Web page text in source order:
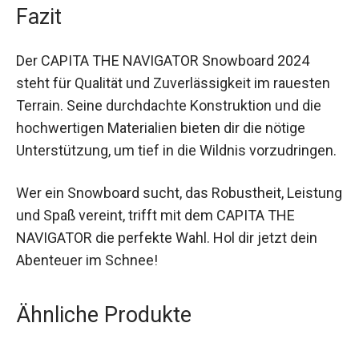
Fazit
Der CAPITA THE NAVIGATOR Snowboard 2024
steht für Qualität und Zuverlässigkeit im rauesten
Terrain. Seine durchdachte Konstruktion und die
hochwertigen Materialien bieten dir die nötige
vorzudringen.
Wer ein Snowboard sucht, das Robustheit,
Leistung und Spaß vereint, trifft mit dem CAPITA